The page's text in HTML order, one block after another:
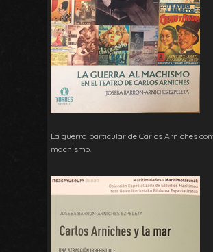
La guerra particular de Carlos Arniches
machismo.